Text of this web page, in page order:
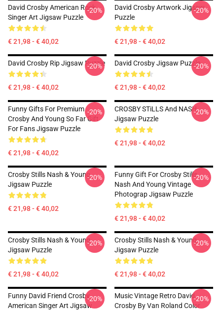
David Crosby American Rock
Singer Art Jigsaw Puzzle
€ 21,98 - € 40,02
-20%
David Crosby Artwork Jigsaw
Puzzle
€ 21,98 - € 40,02
-20%
David Crosby Rip Jigsaw Puzzle
€ 21,98 - € 40,02
-20% David Crosby Jigsaw Puzzle
€ 21,98 - € 40,02
-20%
Funny Gifts For Premium
Crosby And Young So Far Gift
For Fans Jigsaw Puzzle
€ 21,98 - € 40,02
-20%
CROSBY STiLLS And NASH
Jigsaw Puzzle
€ 21,98 - € 40,02
-20%
Crosby Stills Nash & Young
Jigsaw Puzzle
€ 21,98 - € 40,02
-20%
Funny Gift For Crosby Stills
Nash And Young Vintage
Photograp Jigsaw Puzzle
€ 21,98 - € 40,02
-20%
Crosby Stills Nash & Young
Jigsaw Puzzle
€ 21,98 - € 40,02
-20%
Crosby Stills Nash & Young
Jigsaw Puzzle
€ 21,98 - € 40,02
-20%
Funny David Friend Crosby
American Singer Art Jigsaw
-20%
Music Vintage Retro David
Crosby By Van Roland Color
-20%